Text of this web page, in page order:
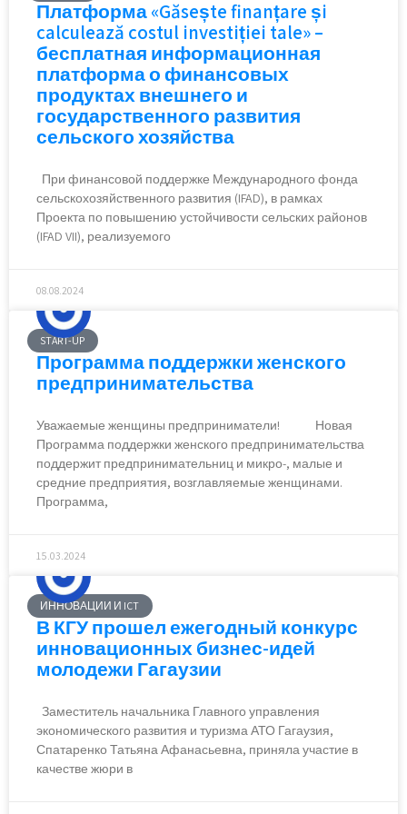
Платформа «Găsește finanțare și
calculează costul investiției tale» –
бесплатная информационная
платформа о финансовых
продуктах внешнего и
государственного развития
сельского хозяйства
При финансовой поддержке Международного фонда
сельскохозяйственного развития (IFAD), в рамках
Проекта по повышению устойчивости сельских районов
(IFAD VII), реализуемого
08.08.2024
START-UP
Программа поддержки женского
предпринимательства
Уважаемые женщины предприниматели! Новая
Программа поддержки женского предпринимательства
поддержит предпринимательниц и микро-, малые и
средние предприятия, возглавляемые женщинами.
Программа,
15.03.2024
ИННОВАЦИИ И ICT
В КГУ прошел ежегодный конкурс
инновационных бизнес-идей
молодежи Гагаузии
Заместитель начальника Главного управления
экономического развития и туризма АТО Гагаузия,
Спатаренко Татьяна Афанасьевна, приняла участие в
качестве жюри в